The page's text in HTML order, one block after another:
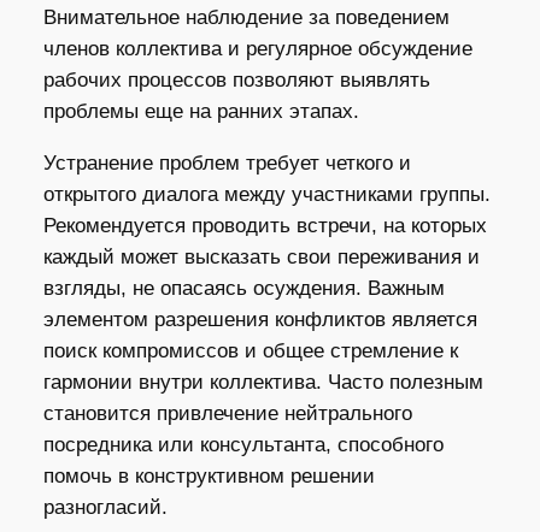
Внимательное наблюдение за поведением
членов коллектива и регулярное обсуждение
рабочих процессов позволяют выявлять
проблемы еще на ранних этапах.
Устранение проблем требует четкого и
открытого диалога между участниками группы.
Рекомендуется проводить встречи, на которых
каждый может высказать свои переживания и
взгляды, не опасаясь осуждения. Важным
элементом разрешения конфликтов является
поиск компромиссов и общее стремление к
гармонии внутри коллектива. Часто полезным
становится привлечение нейтрального
посредника или консультанта, способного
помочь в конструктивном решении
разногласий.